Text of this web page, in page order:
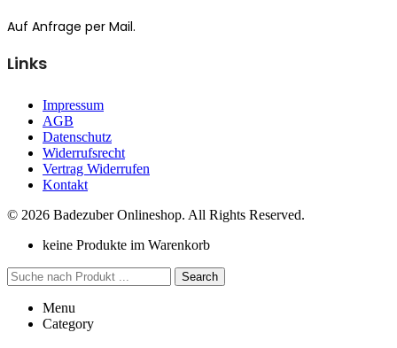
Auf Anfrage per Mail.
Links
Impressum
AGB
Datenschutz
Widerrufsrecht
Vertrag Widerrufen
Kontakt
© 2026 Badezuber Onlineshop. All Rights Reserved.
keine Produkte im Warenkorb
Search
Menu
Category